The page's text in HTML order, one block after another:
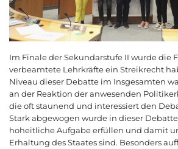
Im Finale der Sekundarstufe II wurde die
verbeamtete Lehrkräfte ein Streikrecht
Niveau dieser Debatte im Insgesamten
an der Reaktion der anwesenden
die oft staunend und interessiert den
Stark abgewogen wurde in dieser
hoheitliche Aufgabe erfüllen und damit
Erhaltung des Staates sind. Besonders